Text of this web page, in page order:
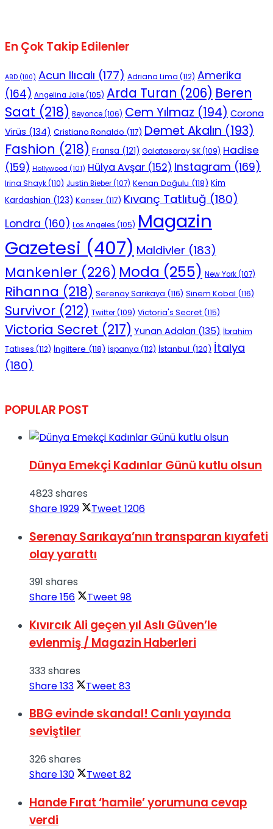
En Çok Takip Edilenler
ABD (100) Acun Ilıcalı (177) Adriana Lima (112) Amerika
(164) Angelina Jolie(105) Arda Turan (206) Beren
Saat (218) Beyonce(106) Cem Yılmaz (194) Corona
Virüs (134) Cristiano Ronaldo (117) Demet Akalın (193)
Fashion (218) Fransa (121) Galatasaray SK(109) Hadise
(159) Hollywood (101) Hülya Avşar (152) Instagram (169)
Irina Shayk(110) Justin Bieber(107) Kenan Doğulu (118) Kim
Kardashian (123) Konser (117) Kıvanç Tatlıtuğ (180)
Londra (160) Los Angeles (105) Magazin
Gazetesi (407) Maldivler (183)
Mankenler (226) Moda (255) New York(107)
Rihanna (218) Serenay Sarıkaya (116) Sinem Kobal (116)
Survivor (212) Twitter(109) Victoria's Secret (115)
Victoria Secret (217) Yunan Adaları (135) İbrahim
Tatlıses (112) İngiltere (118) İspanya (112) İstanbul (120) İtalya
(180)
POPULAR POST
Dünya Emekçi Kadınlar Günü kutlu olsun
4823 shares
Share1929 Tweet 1206
Serenay Sarıkaya’nın transparan kıyafeti
olay yarattı
391 shares
Share156 Tweet 98
Kıvırcık Ali geçen yıl Aslı Güven’le
evlenmiş / Magazin Haberleri
333 shares
Share133 Tweet 83
BBG evinde skandal! Canlı yayında
seviştiler
326 shares
Share130 Tweet 82
Hande Fırat ‘hamile’ yorumuna cevap
verdi